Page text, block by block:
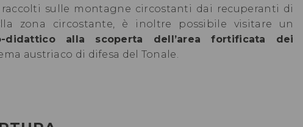
sulle montagne circostanti dai recuperanti di
zona circostante, è inoltre possibile visitare un
didattico alla scoperta dell’area fortificata dei
austriaco di difesa del Tonale.